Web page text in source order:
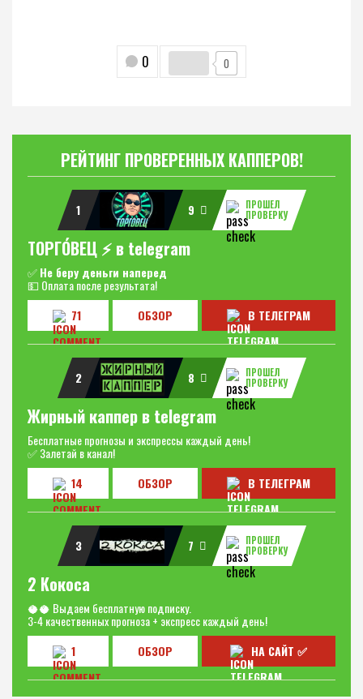
0 0
РЕЙТИНГ ПРОВЕРЕННЫХ КАППЕРОВ!
1 9
ПРОШЕЛ
ПРОВЕРКУ
ТОРГО́ВЕЦ ⚡️ в telegram
✅Не беру деньги наперед
💵 Оплата после результата!
71
ОБЗОР В ТЕЛЕГРАМ
2 8
ПРОШЕЛ
ПРОВЕРКУ
Жирный каппер в telegram
Бесплатные прогнозы и экспрессы каждый день!
✅ Залетай в канал!
14
ОБЗОР В ТЕЛЕГРАМ
3 7
ПРОШЕЛ
ПРОВЕРКУ
2 Кокоса
🥥🥥 Выдаем бесплатную подписку.
3-4 качественных прогноза + экспресс каждый день!
1
ОБЗОР НА САЙТ ✅